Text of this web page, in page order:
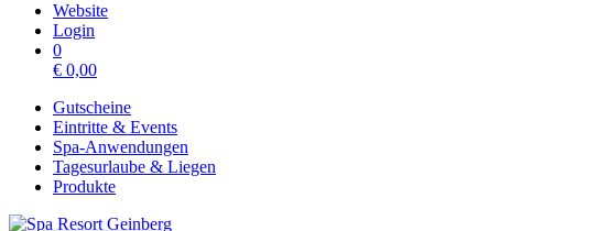
Website
Login
0
€ 0,00
Gutscheine
Eintritte & Events
Spa-Anwendungen
Tagesurlaube & Liegen
Produkte